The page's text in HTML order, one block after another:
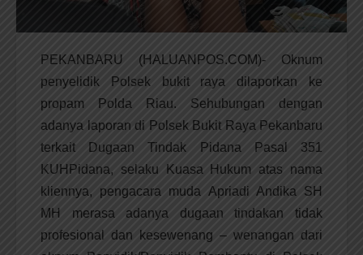
PEKANBARU (HALUANPOS.COM)- Oknum
penyelidik Polsek bukit raya dilaporkan ke
propam Polda Riau. Sehubungan dengan
adanya laporan di Polsek Bukit Raya Pekanbaru
terkait Dugaan Tindak Pidana Pasal 351
KUHPidana, selaku Kuasa Hukum atas nama
kliennya, pengacara muda Apriadi Andika SH
MH merasa adanya dugaan tindakan tidak
profesional dan kesewenang – wenangan dari